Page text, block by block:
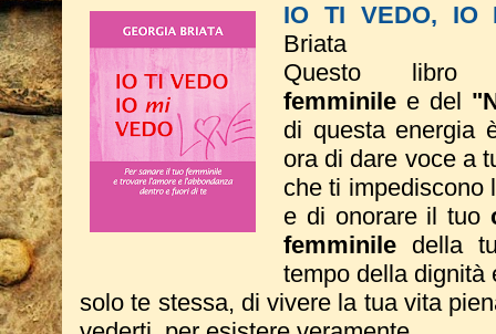
IO TI VEDO, IO
Briata
Questo libro
femminile e del
di questa energia
ora di dare voce a
che ti impediscono
e di onorare il tuo
femminile della
tempo della dignità
solo te stessa, di vivere la tua vita